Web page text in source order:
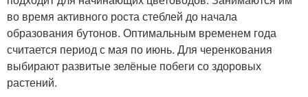
во время активного роста стеблей до начала
образования бутонов. Оптимальным временем года
считается период с мая по июнь. Для черенкования
выбирают развитые зелёные побеги со здоровых
растений.